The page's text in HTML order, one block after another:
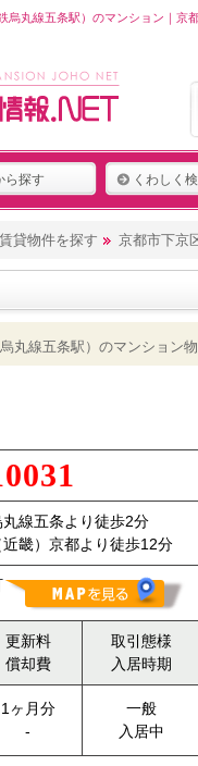
丸線五条駅）のマンション｜京
ら探す くわしく
賃貸物件を探す 京都市下京
丸線五条駅）のマンション
丸線五条より徒歩2分
近畿）京都より徒歩12分
更新料
償却費
取引態様
入居時期
1ヶ月分
-
一般
入居中